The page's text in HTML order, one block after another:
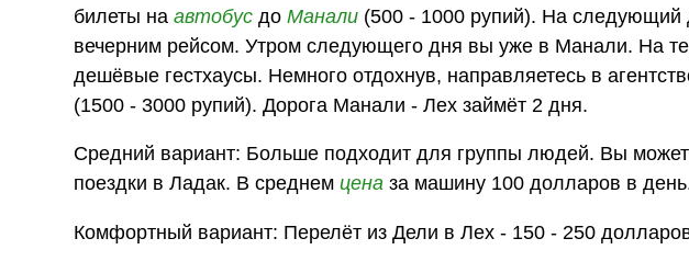
билеты наавтобус доМанали (500 - 1000 рупий). На следующий
вечерним рейсом. Утром следующего дня вы уже в Манали. На
дешёвые гестхаусы. Немного отдохнув, направляетесь в
(1500 - 3000 рупий). Дорога Манали - Лех займёт 2 дня.
Средний вариант: Больше подходит для группы людей. Вы
поездки в Ладак. В среднемцена за машину 100 долларов в
Комфортный вариант: Перелёт из Дели в Лех - 150 - 250